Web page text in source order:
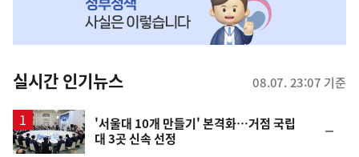
뉴
스
실시간 인기뉴스 08.07. 23:07 기준
'서울대 10개 만들기' 본격화…거점 국립
대 3곳 신속 선정